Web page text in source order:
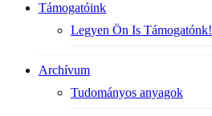
Támogatóink
Legyen Ön Is Támogatónk!
Archívum
Tudományos anyagok